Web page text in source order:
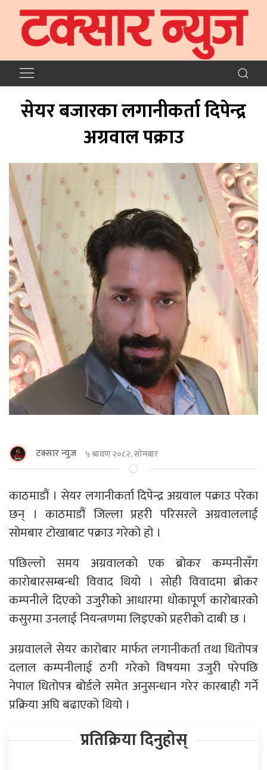
सेयर बजारका लगानीकर्ता दिपेन्द्र
अग्रवाल पक्राउ
टक्सार न्युज ५ श्रावण २०८२, सोमबार
काठमाडौं । सेयर लगानीकर्ता दिपेन्द्र अग्रवाल पक्राउ परेका
छन् । काठमाडौं जिल्ला प्रहरी परिसरले अग्रवाललाई
सोमबार टोखाबाट पक्राउ गरेको हो ।
पछिल्लो समय अग्रवालको एक ब्रोकर कम्पनीसँग
कारोबारसम्बन्धी विवाद थियो । सोही विवादमा ब्रोकर
कम्पनीले दिएको उजुरीको आधारमा धोकापूर्ण कारोबारको
कसुरमा उनलाई नियन्त्रणमा लिइएको प्रहरीको दाबी छ ।
अग्रवालले सेयर कारोबार मार्फत लगानीकर्ता तथा धितोपत्र
दलाल कम्पनीलाई ठगी गरेको विषयमा उजुरी परेपछि
नेपाल धितोपत्र बोर्डले समेत अनुसन्धान गरेर कारबाही गर्ने
प्रक्रिया अघि बढाएको थियो ।
प्रतिक्रिया दिनुहोस्